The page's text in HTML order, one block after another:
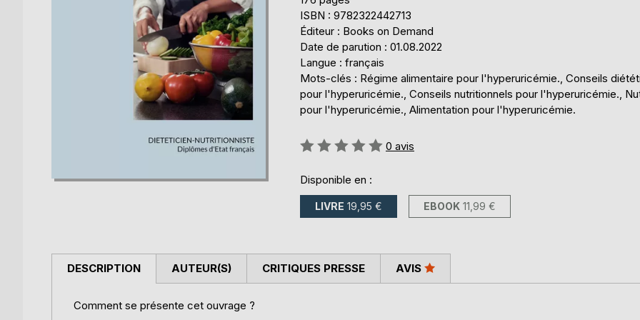
ISBN : 9782322442713
Éditeur : Books on Demand
Date de parution : 01.08.2022
Langue : français
Mots-clés : Régime alimentaire pour l'hyperuricémie., Conseils
pour l'hyperuricémie., Conseils nutritionnels pour l'hyperuricémie.,
pour l'hyperuricémie., Alimentation pour l'hyperuricémie.
Évaluation:
0 avis
Disponible en :
LIVRE 19,95 € EBOOK 11,99 €
DESCRIPTION
Comment se présente cet ouvrage ?
AUTEUR(S) CRITIQUES PRESSE AVIS